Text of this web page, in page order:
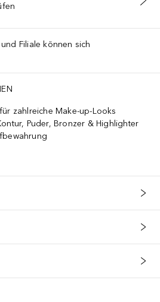
WARENKORB
Filiale können sich
zahlreiche Make-up-Looks
Puder, Bronzer & Highlighter